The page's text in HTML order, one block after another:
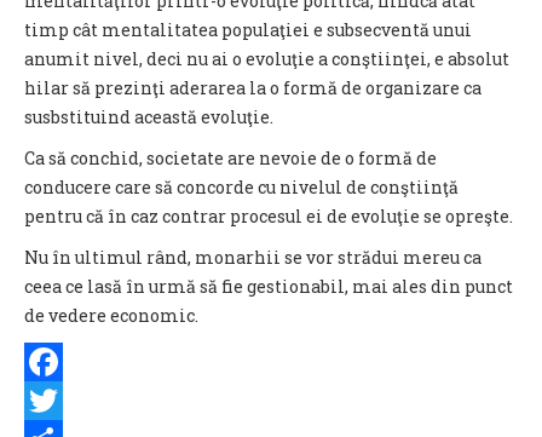
timp cât mentalitatea populaţiei e subsecventă unui
anumit nivel, deci nu ai o evoluţie a conştiinţei, e absolut
hilar să prezinţi aderarea la o formă de organizare ca
susbstituind această evoluţie.
Ca să conchid, societate are nevoie de o formă de
conducere care să concorde cu nivelul de conştiinţă
pentru că în caz contrar procesul ei de evoluţie se opreşte.
Nu în ultimul rând, monarhii se vor strădui mereu ca
ceea ce lasă în urmă să fie gestionabil, mai ales din punct
de vedere economic.
Facebook